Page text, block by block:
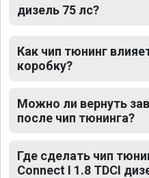
дизель 75 лс?
Как чип тюнинг
коробку?
Можно ли вернуть
после чип тюнинга?
Где сделать чип
Connect I 1.8 TDCI